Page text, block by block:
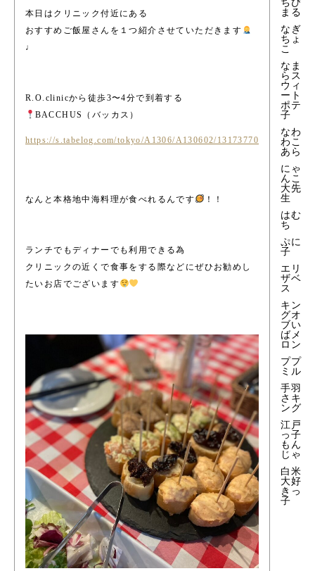
本日はクリニック付近にある
おすすめご飯屋さんを１つ紹介させていただきます
♩
R.O.clinicから徒歩3〜4分で到着する
BACCHUS（バッカス）
https://s.tabelog.com/tokyo/A1306/A130602/13173770
なんと本格地中海料理が食べれるんです ！！
ランチでもディナーでも利用できる為
クリニックの近くで食事をする際などにぜひお勧めし
たいお店でございます
ちび
まる
なぎ
ちょ
こ
なま
らス
ウィ
ート
ポテ
子
なわ
わこ
あら
にゃ
んこ
大先
生
はむ
ち
ぷに
子
エリ
ザベ
ス
キン
グオ
ブい
ばメ
ロン
ププ
ミル
手羽
さキ
ング
江戸
っ子
もん
じゃ
白米
大好
きっ
子